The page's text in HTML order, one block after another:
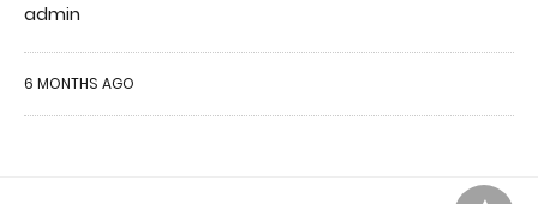
admin
6 MONTHS AGO